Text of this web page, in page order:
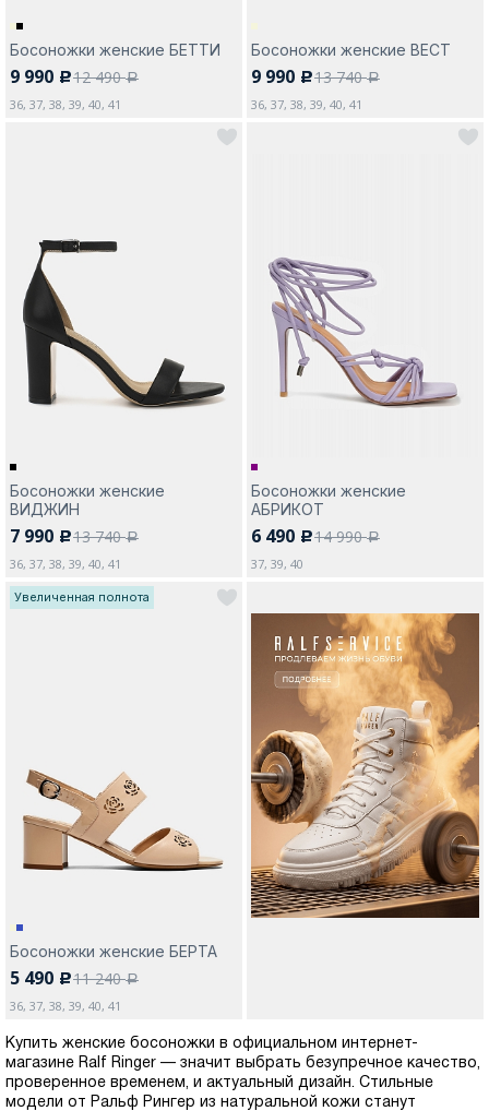
Босоножки женские БЕТТИ
9 990 c12 490a
36, 37, 38, 39, 40, 41
Босоножки женские ВЕСТ
9 990 c13 740a
36, 37, 38, 39, 40, 41
Босоножки женские
ВИДЖИН
7 990 c13 740a
36, 37, 38, 39, 40, 41
Босоножки женские
АБРИКОТ
6 490 c14 990a
37, 39, 40
Увеличенная полнота
Босоножки женские БЕРТА
5 490 c11 240a
36, 37, 38, 39, 40, 41
Купить женские босоножки в официальном интернет-
магазине Ralf Ringer — значит выбрать безупречное качество,
проверенное временем, и актуальный дизайн. Стильные
модели от Ральф Рингер из натуральной кожи станут